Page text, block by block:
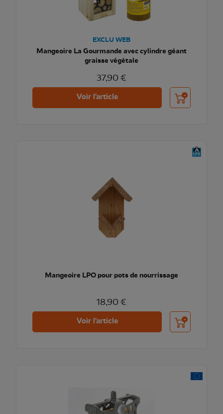
EXCLU WEB
Mangeoire La Gourmande avec cylindre géant
graisse végétale
37,90 €
Voir l'article Ajouter au
Mangeoire LPO pour pots de nourrissage
18,90 €
Voir l'article Ajouter au